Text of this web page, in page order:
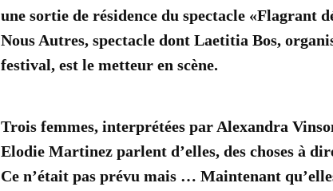
une sortie de résidence du spectacle «Flagrant
Nous Autres, spectacle dont Laetitia Bos,
festival, est le metteur en scène.
Trois femmes, interprétées par Alexandra
Elodie Martinez parlent d’elles, des choses à
Ce n’était pas prévu mais … Maintenant